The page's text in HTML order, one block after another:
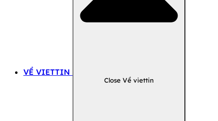
VỀ VIETTIN
Close Về viettin